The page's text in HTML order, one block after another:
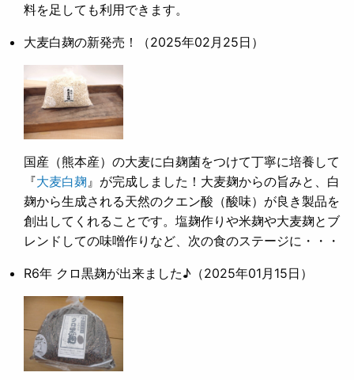
料を足しても利用できます。
大麦白麹の新発売！ （2025年02月25日）
国産（熊本産）の大麦に白麹菌をつけて丁寧に培養して
『大麦白麹』が完成しました！大麦麹からの旨みと、白
麹から生成される天然のクエン酸（酸味）が良き製品を
創出してくれることです。塩麹作りや米麹や大麦麹とブ
レンドしての味噌作りなど、次の食のステージに・・・
R6年 クロ黒麹が出来ました♪ （2025年01月15日）